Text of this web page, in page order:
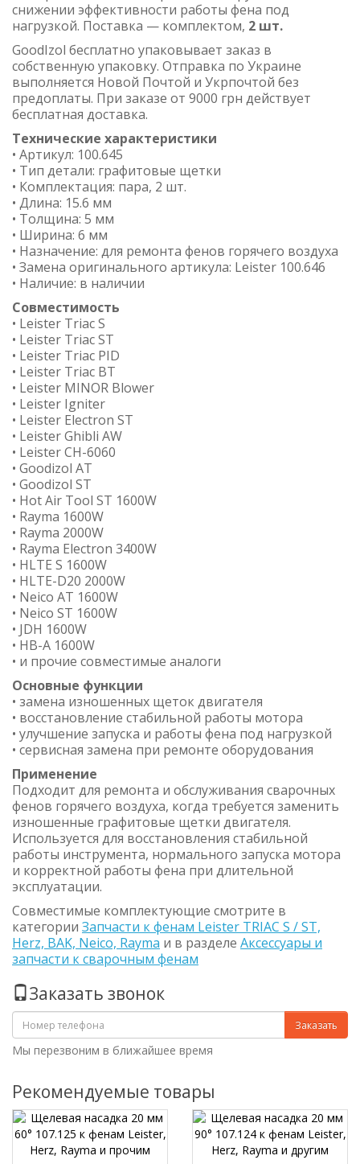
снижении эффективности работы фена под
нагрузкой. Поставка — комплектом, 2 шт.
GoodIzol бесплатно упаковывает заказ в
собственную упаковку. Отправка по Украине
выполняется Новой Почтой и Укрпочтой без
предоплаты. При заказе от 9000 грн действует
бесплатная доставка.
Технические характеристики
• Артикул: 100.645
• Тип детали: графитовые щетки
• Комплектация: пара, 2 шт.
• Длина: 15.6 мм
• Толщина: 5 мм
• Ширина: 6 мм
• Назначение: для ремонта фенов горячего воздуха
• Замена оригинального артикула: Leister 100.646
• Наличие: в наличии
Совместимость
• Leister Triac S
• Leister Triac ST
• Leister Triac PID
• Leister Triac BT
• Leister MINOR Blower
• Leister Igniter
• Leister Electron ST
• Leister Ghibli AW
• Leister CH-6060
• Goodizol AT
• Goodizol ST
• Hot Air Tool ST 1600W
• Rayma 1600W
• Rayma 2000W
• Rayma Electron 3400W
• HLTE S 1600W
• HLTE-D20 2000W
• Neico AT 1600W
• Neico ST 1600W
• JDH 1600W
• HB-A 1600W
• и прочие совместимые аналоги
Основные функции
• замена изношенных щеток двигателя
• восстановление стабильной работы мотора
• улучшение запуска и работы фена под нагрузкой
• сервисная замена при ремонте оборудования
Применение
Подходит для ремонта и обслуживания сварочных
фенов горячего воздуха, когда требуется заменить
изношенные графитовые щетки двигателя.
Используется для восстановления стабильной
работы инструмента, нормального запуска мотора
и корректной работы фена при длительной
эксплуатации.
Совместимые комплектующие смотрите в
категории Запчасти к фенам Leister TRIAC S / ST,
Herz, BAK, Neico, Rayma и в разделе Аксессуары и
запчасти к сварочным фенам
Заказать звонок
Заказать
Мы перезвоним в ближайшее время
Рекомендуемые товары